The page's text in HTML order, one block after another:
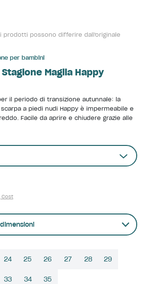
prodotti possono differire dall'originale
per bambini
Maglia Happy
il periodo di transizione autunnale: la
a piedi nudi Happy è impermeabile e
Facile da aprire e chiudere grazie alle
Cost
24 25 26 27 28 29
33 34 35